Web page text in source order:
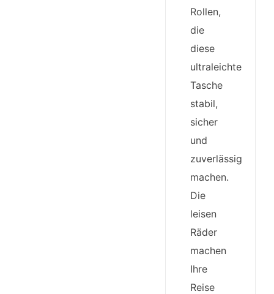
Rollen,
die
diese
ultraleichte
Tasche
stabil,
sicher
und
zuverlässig
machen.
Die
leisen
Räder
machen
Ihre
Reise